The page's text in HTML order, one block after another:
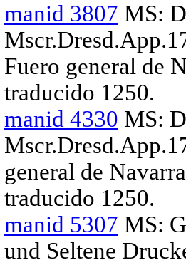
manid 3807 MS:
Fuero general de
traducido 1250.
manid 4330 MS:
general de
traducido 1250.
manid 5307 MS:
und Seltene